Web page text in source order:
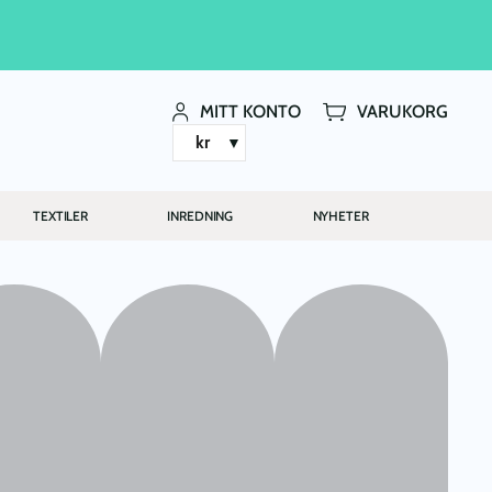
MITT KONTO
VARUKORG
kr
TEXTILER INREDNING NYHETER